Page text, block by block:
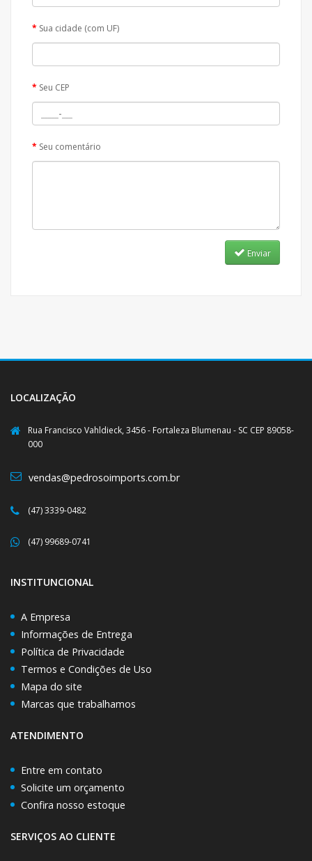
Sua cidade (com UF)
Seu CEP
Seu comentário
Enviar
LOCALIZAÇÃO
Rua Francisco Vahldieck, 3456 - Fortaleza Blumenau - SC CEP 89058-
000
vendas@pedrosoimports.com.br
(47) 3339-0482
(47) 99689-0741
INSTITUNCIONAL
A Empresa
Informações de Entrega
Política de Privacidade
Termos e Condições de Uso
Mapa do site
Marcas que trabalhamos
ATENDIMENTO
Entre em contato
Solicite um orçamento
Confira nosso estoque
SERVIÇOS AO CLIENTE